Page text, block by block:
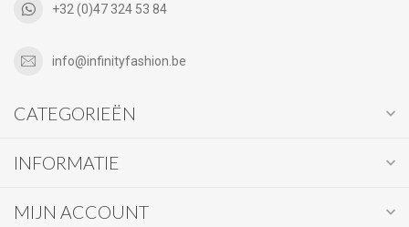
+32 (0)47 324 53 84
info@infinityfashion.be
CATEGORIEËN
INFORMATIE
MIJN ACCOUNT